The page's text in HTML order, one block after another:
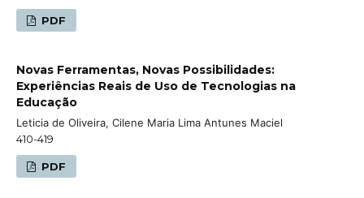
PDF
Novas Ferramentas, Novas Possibilidades:
Experiências Reais de Uso de Tecnologias na
Educação
Leticia de Oliveira, Cilene Maria Lima Antunes Maciel
410-419
PDF